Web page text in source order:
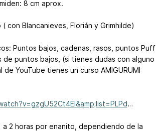
8 cm aprox.
con Blancanieves, Florián y Grimhilde)
Puntos bajos, cadenas, rasos, puntos Puff
de puntos bajos, (si tienes dudas con alguno
YouTube tienes un curso AMIGURUMI
…
a 2 horas por enanito, dependiendo de la